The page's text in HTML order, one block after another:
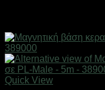
Quick View